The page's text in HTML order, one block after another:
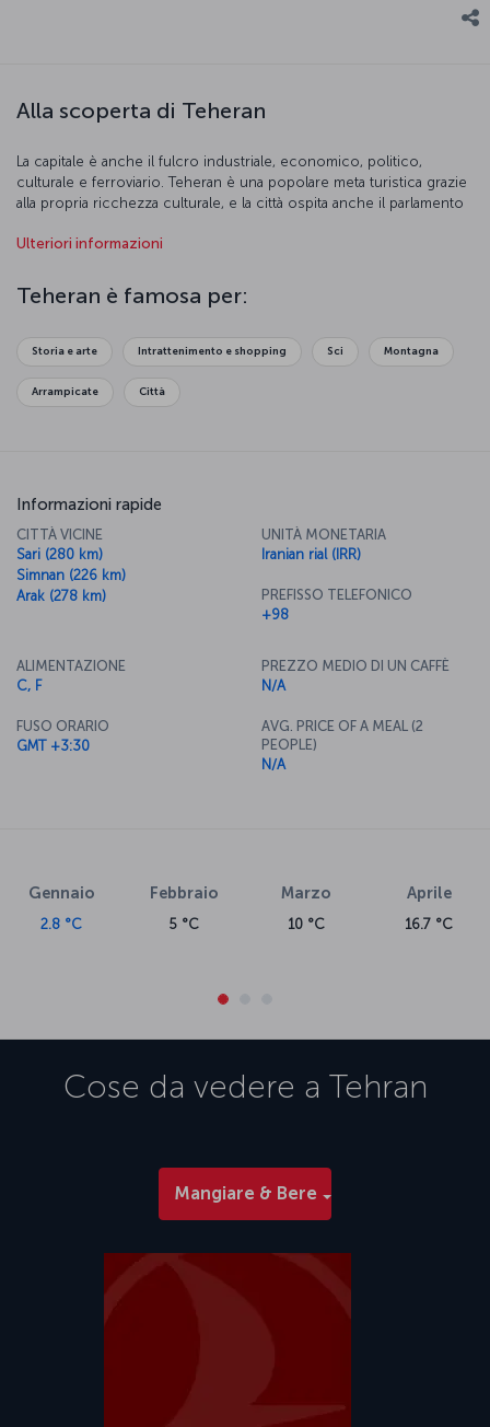
Alla scoperta di Teheran
La capitale è anche il fulcro industriale, economico, politico,
culturale e ferroviario. Teheran è una popolare meta turistica grazie
alla propria ricchezza culturale, e la città ospita anche il parlamento
tappeti che risale a 2.500 anni fa, il Museo dell’arte contemporanea,
Ulteriori informazioni
Teheran è famosa per:
Storia e arte Intrattenimento e shopping Sci Montagna
Arrampicate Città
Informazioni rapide
CITTÀ VICINE
Sari (280 km)
Simnan (226 km)
Arak (278 km)
UNITÀ MONETARIA
Iranian rial (IRR)
PREFISSO TELEFONICO
+98
ALIMENTAZIONE
C, F
FUSO ORARIO
GMT +3:30
PREZZO MEDIO DI UN CAFFÈ
N/A
AVG. PRICE OF A MEAL (2
PEOPLE)
N/A
Gennaio
2.8 °C
Febbraio
5 °C
Marzo
10 °C
Aprile
16.7 °C
Cose da vedere a Tehran
Mangiare & Bere